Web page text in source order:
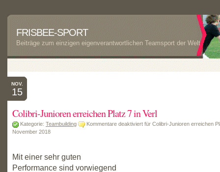
FRISBEE-SPORT
Beiträge zum einzigen eigenverantwortlichen Teamsport der Welt
NOV.
15
Colibri-Junioren erreichen Platz 7 in Verl
Kategorie: Teambuilding Kommentare deaktiviert für Colibri-Junioren erreichen
November 2018
Mit einer sehr guten
Performance sind vorwiegend